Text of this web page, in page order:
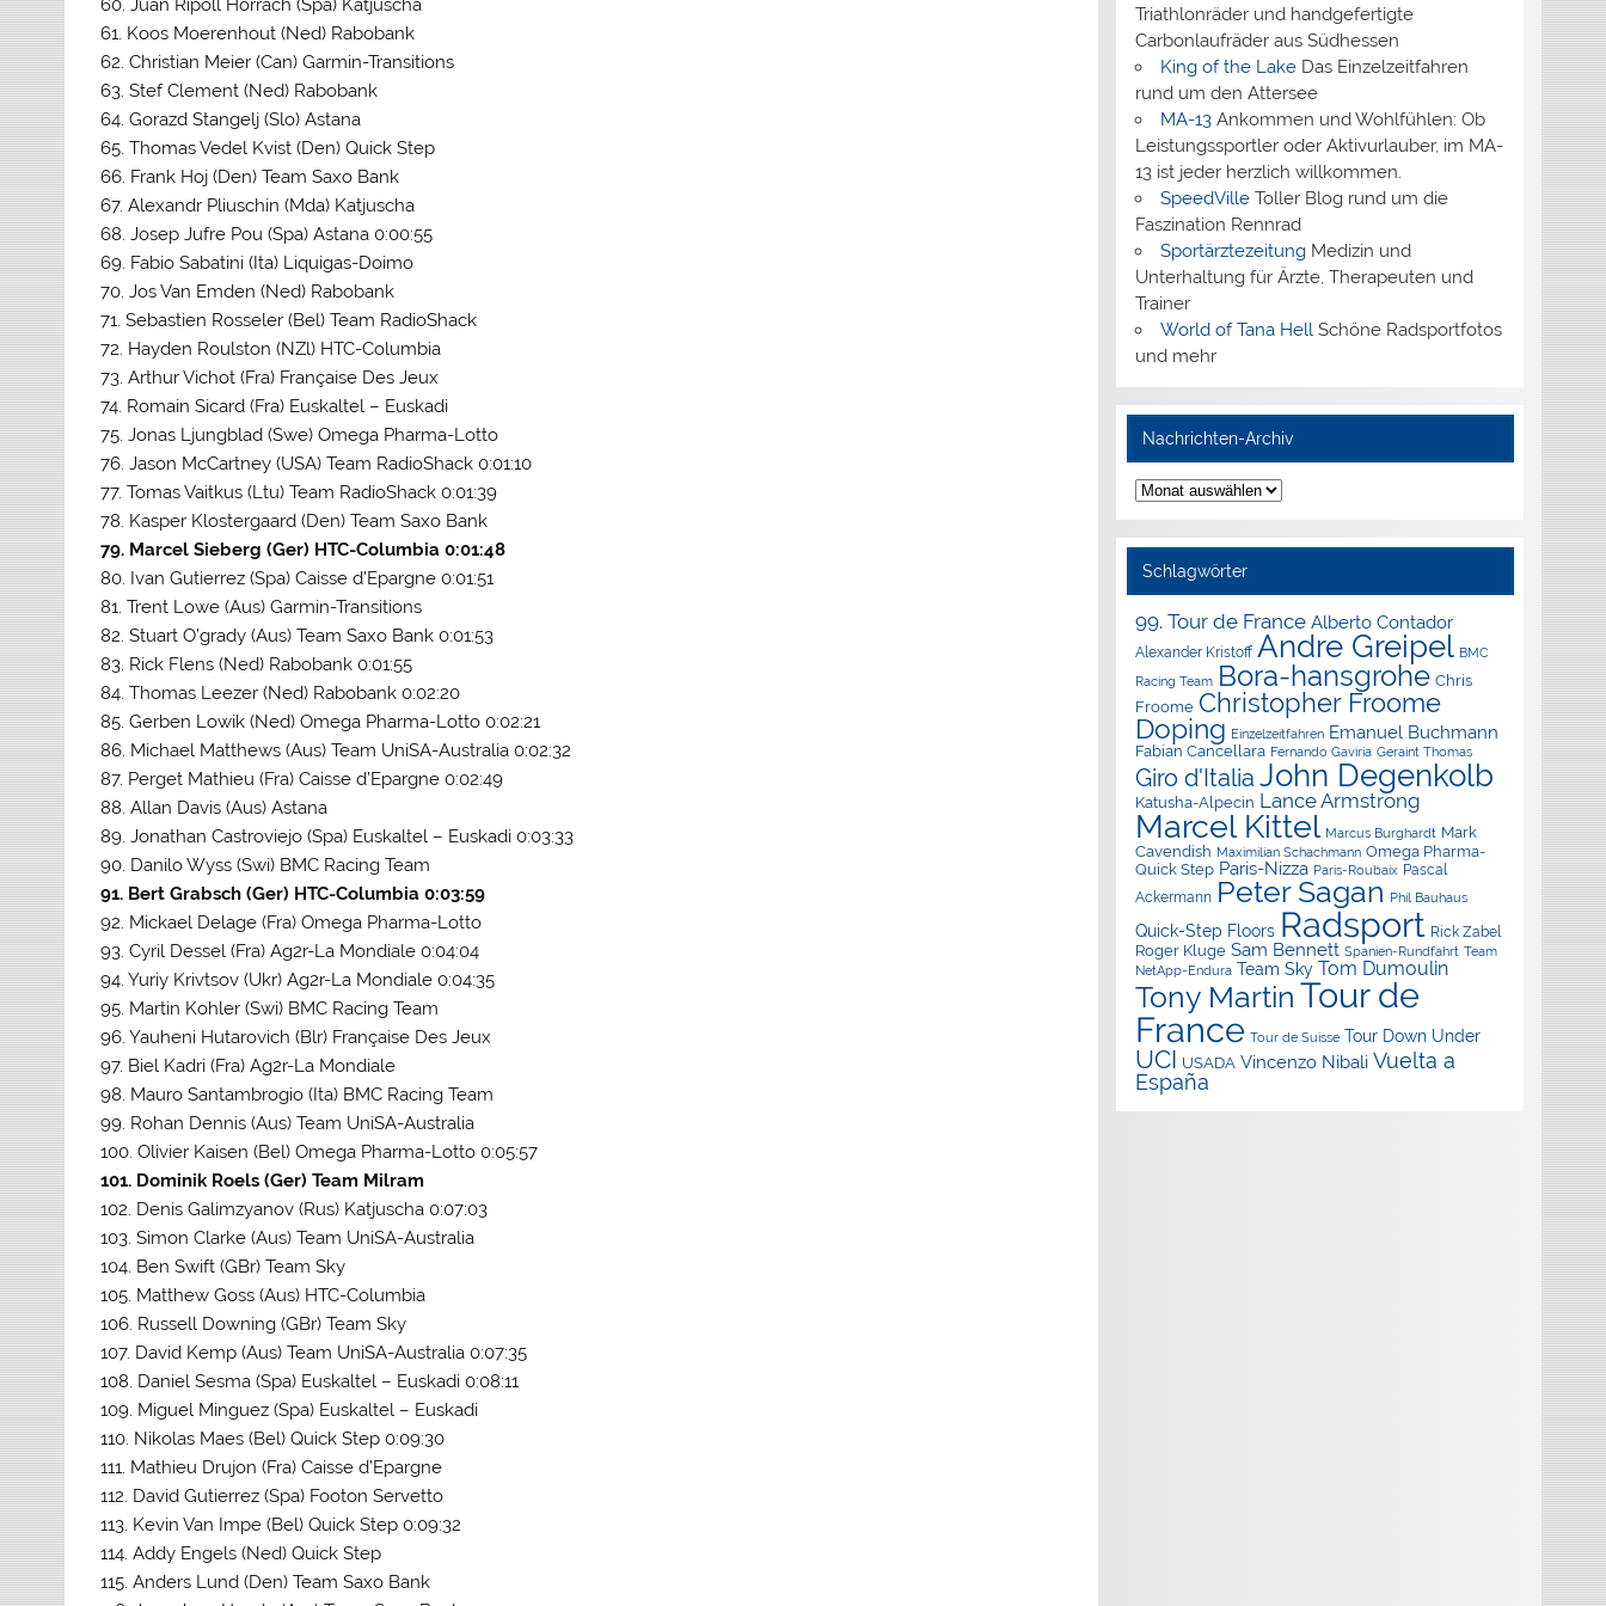
60. Juan Ripoll Horrach (Spa) Katjuscha
61. Koos Moerenhout (Ned) Rabobank
62. Christian Meier (Can) Garmin-Transitions
63. Stef Clement (Ned) Rabobank
64. Gorazd Stangelj (Slo) Astana
65. Thomas Vedel Kvist (Den) Quick Step
66. Frank Hoj (Den) Team Saxo Bank
67. Alexandr Pliuschin (Mda) Katjuscha
68. Josep Jufre Pou (Spa) Astana 0:00:55
69. Fabio Sabatini (Ita) Liquigas-Doimo
70. Jos Van Emden (Ned) Rabobank
71. Sebastien Rosseler (Bel) Team RadioShack
72. Hayden Roulston (NZl) HTC-Columbia
73. Arthur Vichot (Fra) Française Des Jeux
74. Romain Sicard (Fra) Euskaltel – Euskadi
75. Jonas Ljungblad (Swe) Omega Pharma-Lotto
76. Jason McCartney (USA) Team RadioShack 0:01:10
77. Tomas Vaitkus (Ltu) Team RadioShack 0:01:39
78. Kasper Klostergaard (Den) Team Saxo Bank
79. Marcel Sieberg (Ger) HTC-Columbia 0:01:48
80. Ivan Gutierrez (Spa) Caisse d’Epargne 0:01:51
81. Trent Lowe (Aus) Garmin-Transitions
82. Stuart O’grady (Aus) Team Saxo Bank 0:01:53
83. Rick Flens (Ned) Rabobank 0:01:55
84. Thomas Leezer (Ned) Rabobank 0:02:20
85. Gerben Lowik (Ned) Omega Pharma-Lotto 0:02:21
86. Michael Matthews (Aus) Team UniSA-Australia 0:02:32
87. Perget Mathieu (Fra) Caisse d’Epargne 0:02:49
88. Allan Davis (Aus) Astana
89. Jonathan Castroviejo (Spa) Euskaltel – Euskadi 0:03:33
90. Danilo Wyss (Swi) BMC Racing Team
91. Bert Grabsch (Ger) HTC-Columbia 0:03:59
92. Mickael Delage (Fra) Omega Pharma-Lotto
93. Cyril Dessel (Fra) Ag2r-La Mondiale 0:04:04
94. Yuriy Krivtsov (Ukr) Ag2r-La Mondiale 0:04:35
95. Martin Kohler (Swi) BMC Racing Team
96. Yauheni Hutarovich (Blr) Française Des Jeux
97. Biel Kadri (Fra) Ag2r-La Mondiale
98. Mauro Santambrogio (Ita) BMC Racing Team
99. Rohan Dennis (Aus) Team UniSA-Australia
100. Olivier Kaisen (Bel) Omega Pharma-Lotto 0:05:57
101. Dominik Roels (Ger) Team Milram
102. Denis Galimzyanov (Rus) Katjuscha 0:07:03
103. Simon Clarke (Aus) Team UniSA-Australia
104. Ben Swift (GBr) Team Sky
105. Matthew Goss (Aus) HTC-Columbia
106. Russell Downing (GBr) Team Sky
107. David Kemp (Aus) Team UniSA-Australia 0:07:35
108. Daniel Sesma (Spa) Euskaltel – Euskadi 0:08:11
109. Miguel Minguez (Spa) Euskaltel – Euskadi
110. Nikolas Maes (Bel) Quick Step 0:09:30
111. Mathieu Drujon (Fra) Caisse d’Epargne
112. David Gutierrez (Spa) Footon Servetto
113. Kevin Van Impe (Bel) Quick Step 0:09:32
114. Addy Engels (Ned) Quick Step
115. Anders Lund (Den) Team Saxo Bank
Triathlonräder und handgefertigte
Carbonlaufräder aus Südhessen
King of the LakeDas Einzelzeitfahren
rund um den Attersee
MA-13Ankommen und Wohlfühlen: Ob
Leistungssportler oder Aktivurlauber, im MA-
13 ist jeder herzlich willkommen.
SpeedVilleToller Blog rund um die
Faszination Rennrad
SportärztezeitungMedizin und
Unterhaltung für Ärzte, Therapeuten und
Trainer
World of Tana Hell Schöne Radsportfotos
und mehr
Nachrichten-Archiv
Nachrichten-
Archiv
Schlagwörter
99. Tour de France Alberto Contador
Alexander Kristoff Andre Greipel BMC
Racing Team Bora-hansgrohe Chris
Froome Christopher Froome
Doping Einzelzeitfahren Emanuel Buchmann
Fabian Cancellara Fernando Gaviria Geraint Thomas
Giro d'Italia John Degenkolb
Katusha-Alpecin Lance Armstrong
Marcel Kittel Marcus Burghardt Mark
Cavendish Maximilian Schachmann Omega Pharma-
Quick Step Paris-Nizza Paris-Roubaix Pascal
Ackermann Peter Sagan Phil Bauhaus
Quick-Step Floors Radsport Rick Zabel
Roger Kluge Sam Bennett Spanien-Rundfahrt Team
NetApp-Endura Team Sky Tom Dumoulin
Tony Martin Tour de
France Tour de Suisse Tour Down Under
UCI USADA Vincenzo Nibali Vuelta a
España